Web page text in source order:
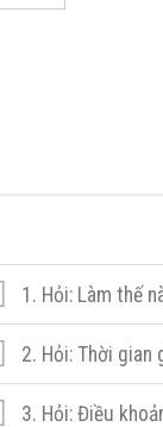
1. Hỏi: Làm thế
2. Hỏi: Thời gian
3. Hỏi: Điều